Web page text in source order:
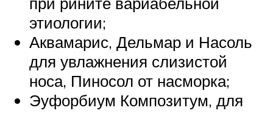
этиологии;
Аквамарис, Дельмар и Насоль
для увлажнения слизистой
носа, Пиносол от насморка;
Эуфорбиум Композитум, для